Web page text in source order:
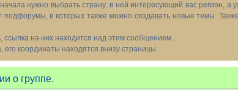
нужно выбрать страну, в ней интересующий вас регион,
в которых также можно создавать новые темы.
ссылка на них находится над этим сообщением.
координаты находятся внизу страницы.
о группе.